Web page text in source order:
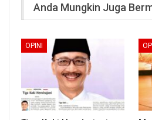
Anda Mungkin Juga
OPINI